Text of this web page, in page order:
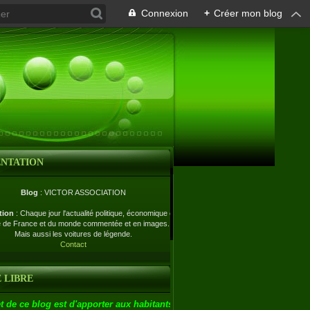
Connexion + Créer mon blog
Blog : VICTOR ASSOCIATION
: Chaque jour l'actualité politique, économique et
de France et du monde commentée et en images.
Mais aussi les voitures de légende.
Contact
LIBRE
de ce blog est d'apporter aux habitants